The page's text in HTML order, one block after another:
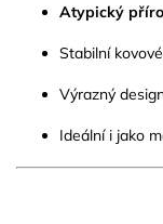
Atypický
Stabilní
Výrazný
Ideální i jako